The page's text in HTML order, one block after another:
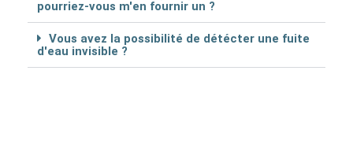
pourriez-vous m'en fournir un ?
Vous avez la possibilité de détécter une fuite
d'eau invisible ?